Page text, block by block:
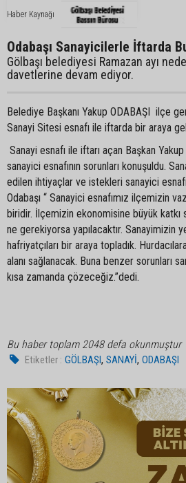
Haber Kaynağı
Odabaşı Sanayicilerle İftarda
Gölbaşı belediyesi Ramazan ayı
davetlerine devam ediyor.
Belediye Başkanı Yakup ODABAŞI ilçe
Sanayi Sitesi esnafı ile iftarda bir araya
Sanayi esnafı ile iftarı açan Başkan
sanayici esnafının sorunları konuşuldu.
edilen ihtiyaçlar ve istekleri sanayici
Odabaşı “ Sanayici esnafımız ilçemizin
biridir. İlçemizin ekonomisine büyük katkı
ne gerekiyorsa yapılacaktır. Sanayimizin
hafriyatçıları bir araya topladık.
alanı sağlanacak. Buna benzer sorunları
kısa zamanda çözeceğiz.”dedi.
Bu haber toplam 2048 defa okunmuştur
Etiketler : GÖLBAŞI,SANAYİ,ODABAŞI